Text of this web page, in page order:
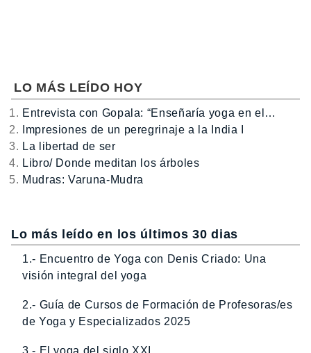
LO MÁS LEÍDO HOY
Entrevista con Gopala: “Enseñaría yoga en el…
Impresiones de un peregrinaje a la India I
La libertad de ser
Libro/ Donde meditan los árboles
Mudras: Varuna-Mudra
Lo más leído en los últimos 30 dias
1.- Encuentro de Yoga con Denis Criado: Una
visión integral del yoga
2.- Guía de Cursos de Formación de Profesoras/es
de Yoga y Especializados 2025
3.- El yoga del siglo XXI